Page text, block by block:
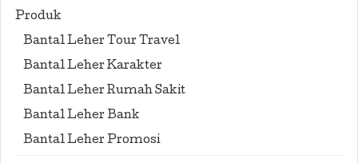
Produk
Bantal Leher Tour Travel
Bantal Leher Karakter
Bantal Leher Rumah Sakit
Bantal Leher Bank
Bantal Leher Promosi